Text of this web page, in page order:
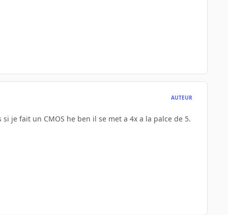
AUTEUR
je fait un CMOS he ben il se met a 4x a la palce de 5.